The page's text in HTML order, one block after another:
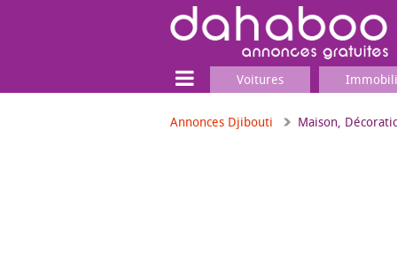
Voitures
Annonces Djibouti Maison,